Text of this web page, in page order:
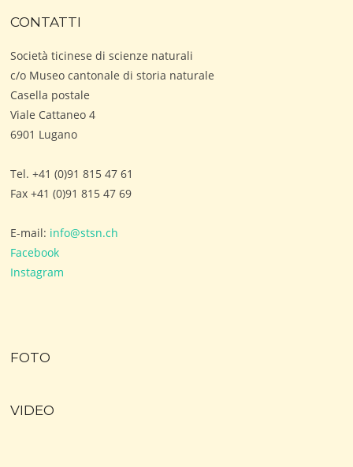
CONTATTI
Società ticinese di scienze naturali
c/o Museo cantonale di storia naturale
Casella postale
Viale Cattaneo 4
6901 Lugano
Tel. +41 (0)91 815 47 61
Fax +41 (0)91 815 47 69
E-mail: info@stsn.ch
Facebook
Instagram
FOTO
VIDEO